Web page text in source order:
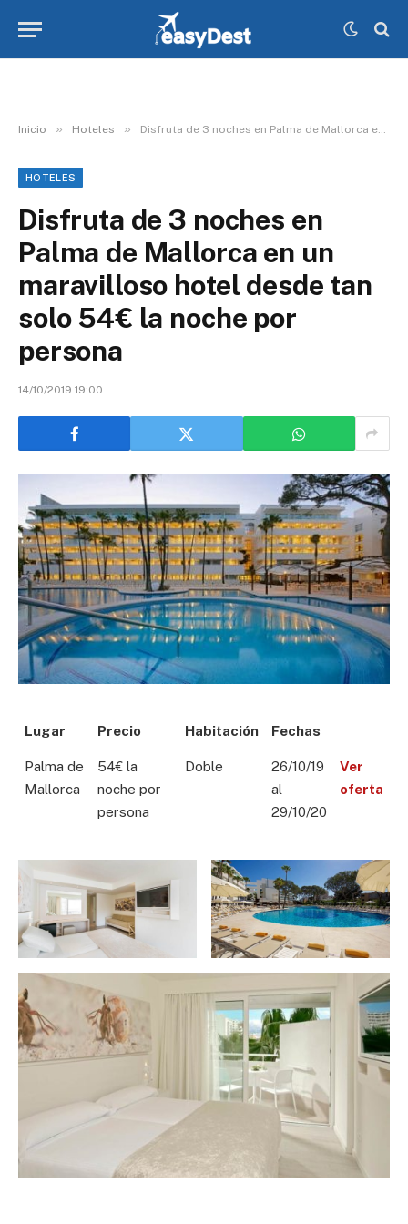
Inicio » Hoteles » Disfruta de 3 noches en Palma de Mallorca en un maravilloso hotel desde tan solo 54€ la noche por persona
HOTELES
Disfruta de 3 noches en
Palma de Mallorca en un
maravilloso hotel desde tan
solo 54€ la noche por
persona
14/10/2019 19:00
Lugar Precio Habitación Fechas
Palma de
Mallorca
54€ la
noche por
persona
Doble
26/10/19
al
29/10/20
Ver
oferta